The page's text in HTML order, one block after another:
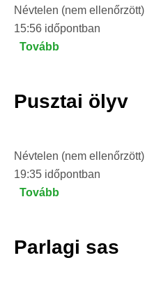
Névtelen (nem ellenőrzött)
15:56 időpontban
Tovább
Pusztai ölyv
Névtelen (nem ellenőrzött)
19:35 időpontban
Tovább
Parlagi sas